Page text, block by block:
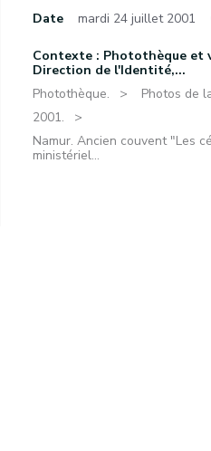
Date mardi 24 juillet 2001
Contexte : Photothèque et
Direction de l'Identité,...
Photothèque.
Photos de
2001.
Namur. Ancien couvent "Les
ministériel...